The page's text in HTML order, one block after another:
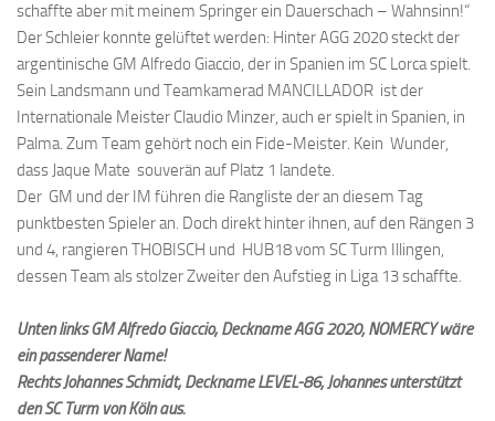
schaffte aber mit meinem Springer ein Dauerschach – Wahnsinn!“
Der Schleier konnte gelüftet werden: Hinter AGG 2020 steckt der
argentinische GM Alfredo Giaccio, der in Spanien im SC Lorca spielt.
Sein Landsmann und Teamkamerad MANCILLADOR ist der
Internationale Meister Claudio Minzer, auch er spielt in Spanien, in
Palma. Zum Team gehört noch ein Fide-Meister. Kein Wunder,
dass Jaque Mate souverän auf Platz 1 landete.
Der GM und der IM führen die Rangliste der an diesem Tag
punktbesten Spieler an. Doch direkt hinter ihnen, auf den Rängen 3
und 4, rangieren THOBISCH und HUB18 vom SC Turm Illingen,
dessen Team als stolzer Zweiter den Aufstieg in Liga 13 schaffte.
Unten links GM Alfredo Giaccio, Deckname AGG 2020; NOMERCY wäre
ein passenderer Name!
Rechts Johannes Schmidt, Deckname LEVEL-86; Johannes unterstützt
den SC Turm von Köln aus.